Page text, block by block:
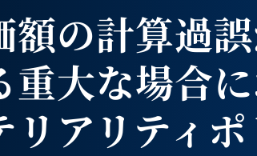
額の計算過
重大な場合
リアリティポ